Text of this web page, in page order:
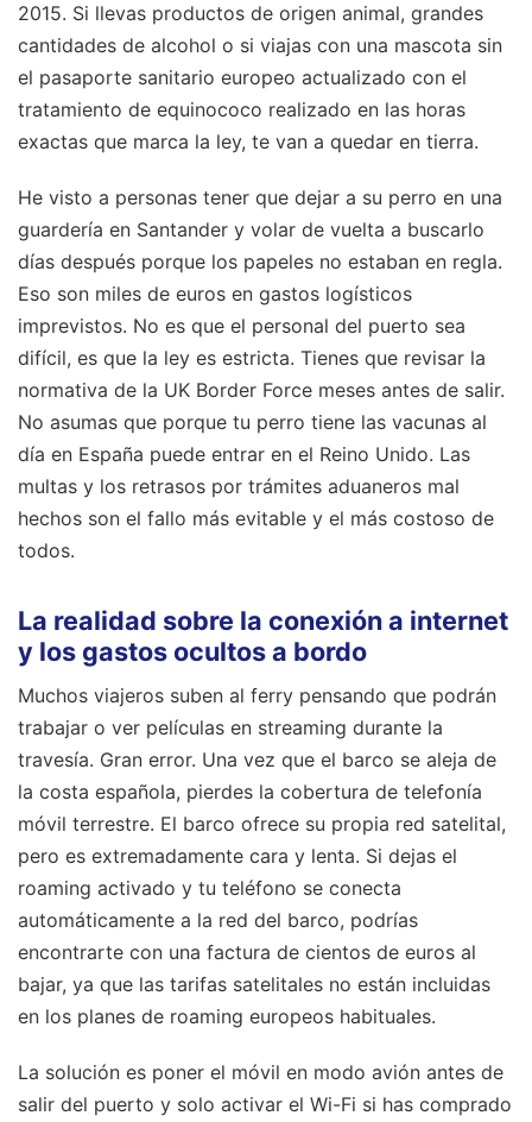
2015. Si llevas productos de origen animal, grandes
cantidades de alcohol o si viajas con una mascota sin
el pasaporte sanitario europeo actualizado con el
tratamiento de equinococo realizado en las horas
exactas que marca la ley, te van a quedar en tierra.
He visto a personas tener que dejar a su perro en una
guardería en Santander y volar de vuelta a buscarlo
días después porque los papeles no estaban en regla.
Eso son miles de euros en gastos logísticos
imprevistos. No es que el personal del puerto sea
difícil, es que la ley es estricta. Tienes que revisar la
normativa de la UK Border Force meses antes de salir.
No asumas que porque tu perro tiene las vacunas al
día en España puede entrar en el Reino Unido. Las
multas y los retrasos por trámites aduaneros mal
hechos son el fallo más evitable y el más costoso de
todos.
La realidad sobre la conexión a internet
y los gastos ocultos a bordo
Muchos viajeros suben al ferry pensando que podrán
trabajar o ver películas en streaming durante la
travesía. Gran error. Una vez que el barco se aleja de
la costa española, pierdes la cobertura de telefonía
móvil terrestre. El barco ofrece su propia red satelital,
pero es extremadamente cara y lenta. Si dejas el
roaming activado y tu teléfono se conecta
automáticamente a la red del barco, podrías
encontrarte con una factura de cientos de euros al
bajar, ya que las tarifas satelitales no están incluidas
en los planes de roaming europeos habituales.
La solución es poner el móvil en modo avión antes de
salir del puerto y solo activar el Wi-Fi si has comprado